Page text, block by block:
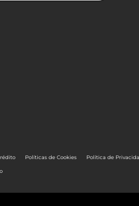
Políticas de Cookies Política de